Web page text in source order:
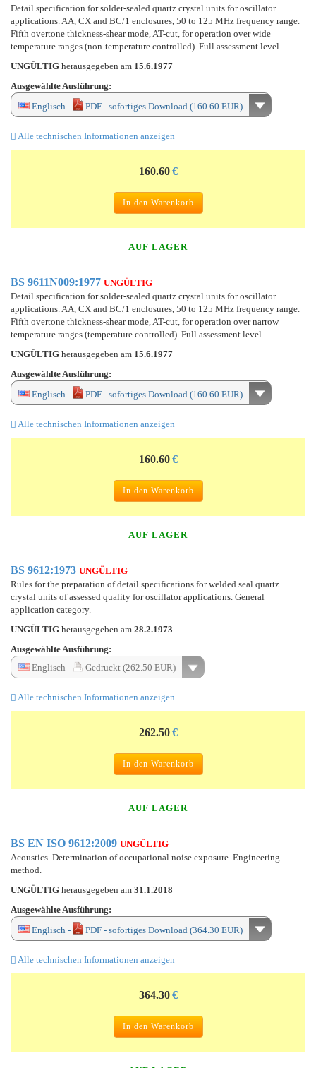
Detail specification for solder-sealed quartz crystal units for oscillator
applications. AA, CX and BC/1 enclosures, 50 to 125 MHz frequency range.
Fifth overtone thickness-shear mode, AT-cut, for operation over wide
temperature ranges (non-temperature controlled). Full assessment level.
UNGÜLTIG herausgegeben am 15.6.1977
Ausgewählte Ausführung:
Englisch -
PDF - sofortiges Download (160.60 EUR)
Alle technischen Informationen anzeigen
160.60 €
In den Warenkorb
AUF LAGER
BS 9611N009:1977 UNGÜLTIG
Detail specification for solder-sealed quartz crystal units for oscillator
applications. AA, CX and BC/1 enclosures, 50 to 125 MHz frequency range.
Fifth overtone thickness-shear mode, AT-cut, for operation over narrow
temperature ranges (temperature controlled). Full assessment level.
UNGÜLTIG herausgegeben am 15.6.1977
Ausgewählte Ausführung:
Englisch -
PDF - sofortiges Download (160.60 EUR)
Alle technischen Informationen anzeigen
160.60 €
In den Warenkorb
AUF LAGER
BS 9612:1973 UNGÜLTIG
Rules for the preparation of detail specifications for welded seal quartz
crystal units of assessed quality for oscillator applications. General
application category.
UNGÜLTIG herausgegeben am 28.2.1973
Ausgewählte Ausführung:
Englisch -
Gedruckt (262.50 EUR)
Alle technischen Informationen anzeigen
262.50 €
In den Warenkorb
AUF LAGER
BS EN ISO 9612:2009 UNGÜLTIG
Acoustics. Determination of occupational noise exposure. Engineering
method.
UNGÜLTIG herausgegeben am 31.1.2018
Ausgewählte Ausführung:
Englisch -
PDF - sofortiges Download (364.30 EUR)
Alle technischen Informationen anzeigen
364.30 €
In den Warenkorb